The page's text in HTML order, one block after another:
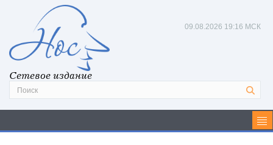
Сетевое издание
09.08.2026 19:16 МСК